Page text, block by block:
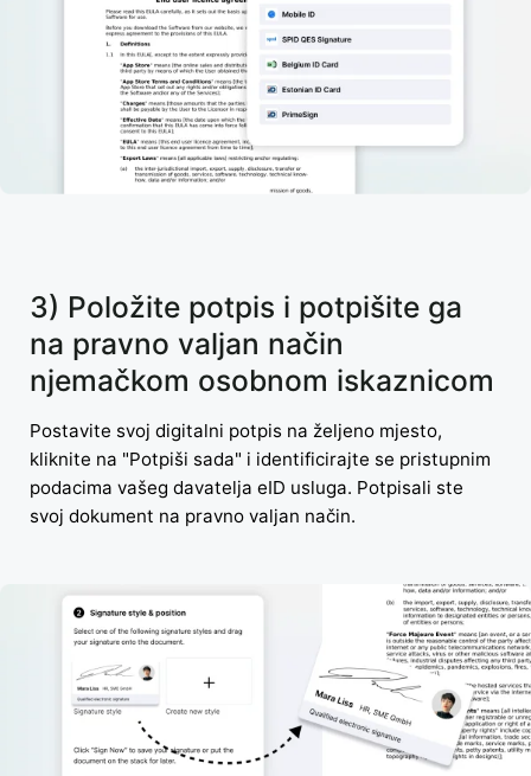
3) Položite potpis i potpišite ga
na pravno valjan način
njemačkom osobnom iskaznicom
Postavite svoj digitalni potpis na željeno mjesto,
kliknite na "Potpiši sada" i identificirajte se pristupnim
podacima vašeg davatelja eID usluga. Potpisali ste
svoj dokument na pravno valjan način.